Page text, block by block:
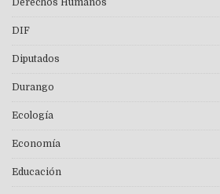
Derechos Humanos
DIF
Diputados
Durango
Ecología
Economía
Educación